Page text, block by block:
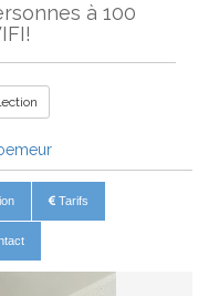
à 100
Tarifs